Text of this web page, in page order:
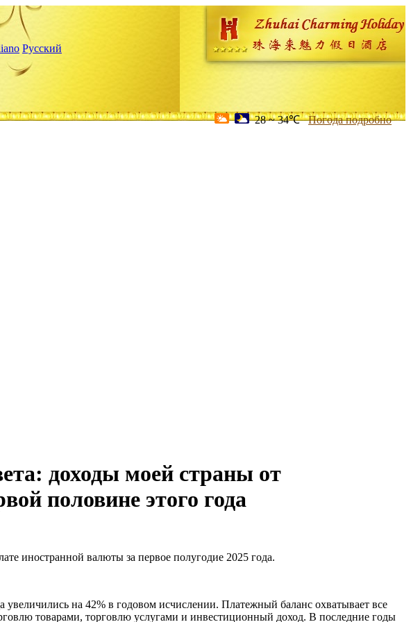
Русский
28 ~ 34℃ Погода подробно
доходы моей страны от
половине этого года
иностранной валюты за первое полугодие 2025 года.
на 42% в годовом исчислении. Платежный баланс охватывает все
товарами, торговлю услугами и инвестиционный доход. В последние годы